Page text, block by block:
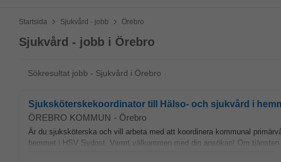
Startsida > Sjukvård - jobb > Örebro
Sjukvård - jobb i Örebro
Sökresultat jobb - Sjukvård i Örebro
Sjuksköterskekoordinator till Hälso- och sjukvård i
ÖREBRO KOMMUN - Örebro
Är du sjuksköterska och vill arbeta med att koordinera kommunal
hemmet i HSV Sydost. Varmt välkommen med din ansökan! Om